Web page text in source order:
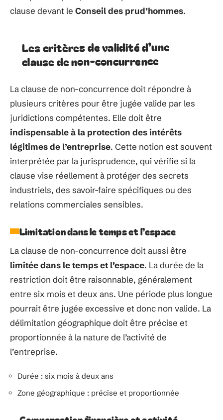
clause devant le Conseil des prud’hommes.
Les critères de validité d’une
clause de non-concurrence
La clause de non-concurrence doit répondre à
plusieurs critères pour être jugée valide par les
juridictions compétentes. Elle doit être
indispensable à la protection des intérêts
légitimes de l’entreprise. Cette notion est souvent
interprétée par la jurisprudence, qui vérifie si la
clause vise réellement à protéger des secrets
industriels, des savoir-faire spécifiques ou des
relations commerciales sensibles.
Limitation dans le temps et l’espace
La clause de non-concurrence doit aussi être
limitée dans le temps et l’espace. La durée de la
restriction doit être raisonnable, généralement
entre six mois et deux ans. Une période plus longue
pourrait être jugée excessive et donc non valide. La
délimitation géographique doit être précise et
proportionnée à la nature de l’activité de
l’entreprise.
Durée : six mois à deux ans
Zone géographique : précise et proportionnée